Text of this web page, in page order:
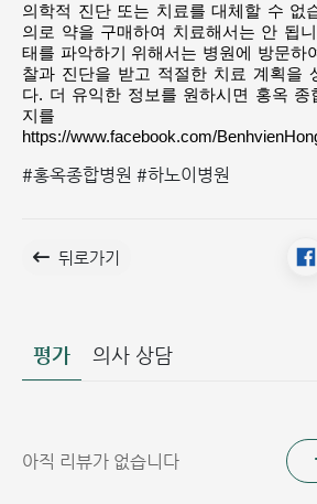
의학적 진단 또는 치료를 대체할 수 없
의로 약을 구매하여 치료해서는 안 됩
태를 파악하기 위해서는 병원에 방문하
찰과 진단을 받고 적절한 치료 계획을
다. 더 유익한 정보를 원하시면 홍옥 종
https://www.facebook.com/
#홍옥종합병원 #하노이병원
뒤로가기
평가 의사 상담
아직 리뷰가 없습니다